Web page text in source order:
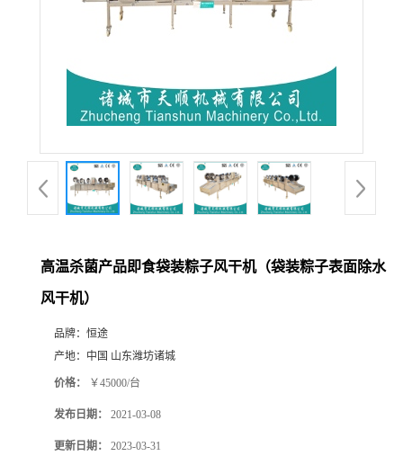
高温杀菌产品即食袋装粽子风干机（袋装粽子表面除水
风干机）
品牌： 恒途
产地： 中国 山东潍坊诸城
价格： ￥45000/台
发布日期： 2021-03-08
更新日期： 2023-03-31